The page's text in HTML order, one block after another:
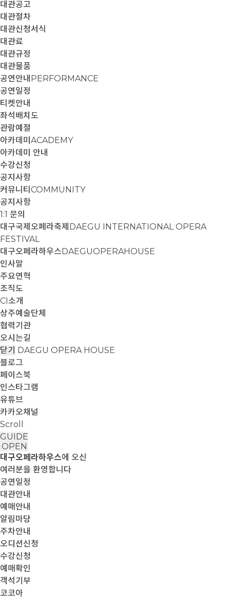
대관공고
대관절차
대관신청서식
대관료
대관규정
대관물품
공연안내 PERFORMANCE
공연일정
티켓안내
좌석배치도
관람예절
아카데미 ACADEMY
아카데미 안내
수강신청
공지사항
커뮤니티 COMMUNITY
공지사항
1:1 문의
대구국제오페라축제 DAEGU INTERNATIONAL OPERA
FESTIVAL
대구오페라하우스DAEGUOPERAHOUSE
인사말
주요연혁
조직도
CI소개
상주예술단체
협력기관
오시는길
닫기 DAEGU OPERA HOUSE
블로그
페이스북
인스타그램
유튜브
카카오채널
Scroll
GUIDE
OPEN
대구오페라하우스에 오신
여러분을 환영합니다
공연일정
대관안내
예매안내
알림마당
주차안내
오디션신청
수강신청
예매확인
객석기부
코코아